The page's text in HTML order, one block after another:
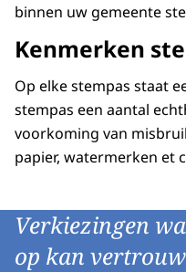
binnen uw gemeente
Kenmerken
Op elke stempas staat
stempas een aantal
voorkoming van
papier, watermerken et
Verkiezingen
op kan